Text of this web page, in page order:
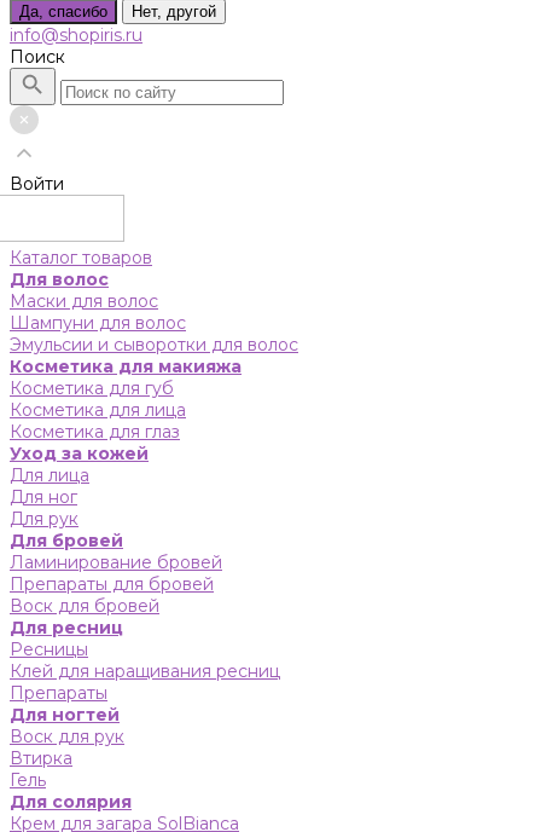
Да, спасибо Нет, другой
info@shopiris.ru
Поиск
Войти
Каталог товаров
Для волос
Маски для волос
Шампуни для волос
Эмульсии и сыворотки для волос
Косметика для макияжа
Косметика для губ
Косметика для лица
Косметика для глаз
Уход за кожей
Для лица
Для ног
Для рук
Для бровей
Ламинирование бровей
Препараты для бровей
Воск для бровей
Для ресниц
Ресницы
Клей для наращивания ресниц
Препараты
Для ногтей
Воск для рук
Втирка
Гель
Для солярия
Крем для загара SolBianca